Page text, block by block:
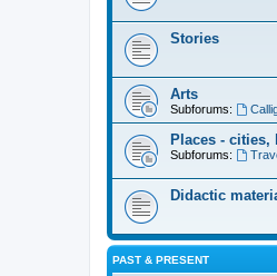
Stories
Arts
Subforums:
Places - cities,
Subforums:
Didactic
PAST & PRESENT